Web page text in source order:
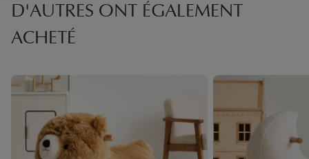
D'AUTRES ONT ÉGALEMENT
ACHETÉ